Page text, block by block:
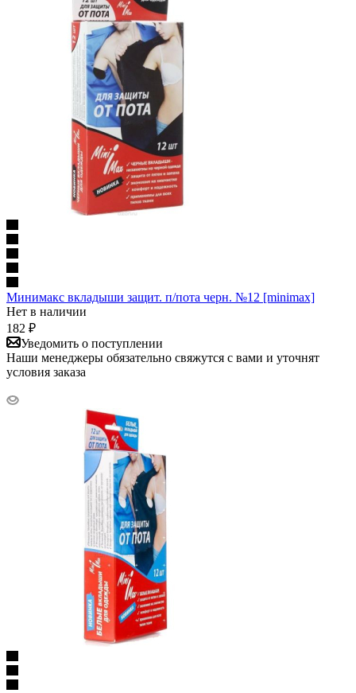
Минимакс вкладыши защит. п/пота черн. №12 [minimax]
Нет в наличии
182 ₽
Уведомить о поступлении
Наши менеджеры обязательно свяжутся с вами и уточнят
условия заказа